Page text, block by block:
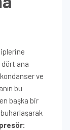
dört ana
ve
bu
başka bir